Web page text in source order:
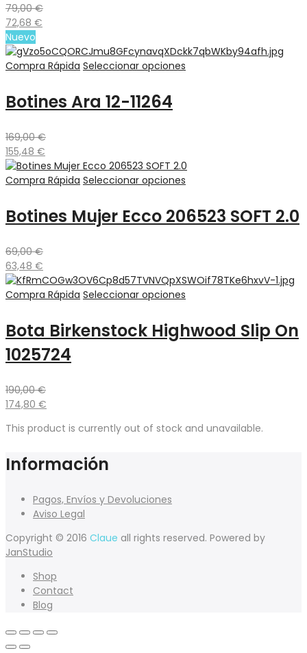
79,00€
72,68 €
Nuevo
Compra Rápida Seleccionar opciones
Botines Ara 12-11264
169,00€
155,48 €
Compra Rápida Seleccionar opciones
Botines Mujer Ecco 206523 SOFT 2.0
69,00€
63,48 €
Compra Rápida Seleccionar opciones
Bota Birkenstock Highwood Slip On
1025724
190,00€
174,80 €
This product is currently out of stock and unavailable.
Información
Pagos, Envíos y Devoluciones
Aviso Legal
Copyright © 2016 Claue all rights reserved. Powered by
JanStudio
Shop
Contact
Blog